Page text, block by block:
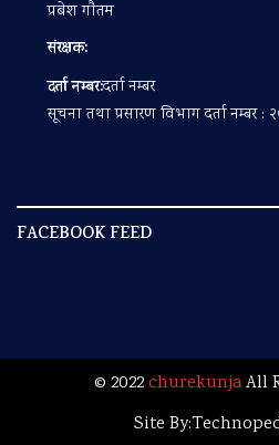
प्रबेश गाैतम
संरक्षक:
दर्ता नम्बर:दर्ता नम्बर
सूचना तथा प्रसारण विभाग दर्ता नम्बर
FACEBOOK FEED
© 2022churekunjaAll
Site By: